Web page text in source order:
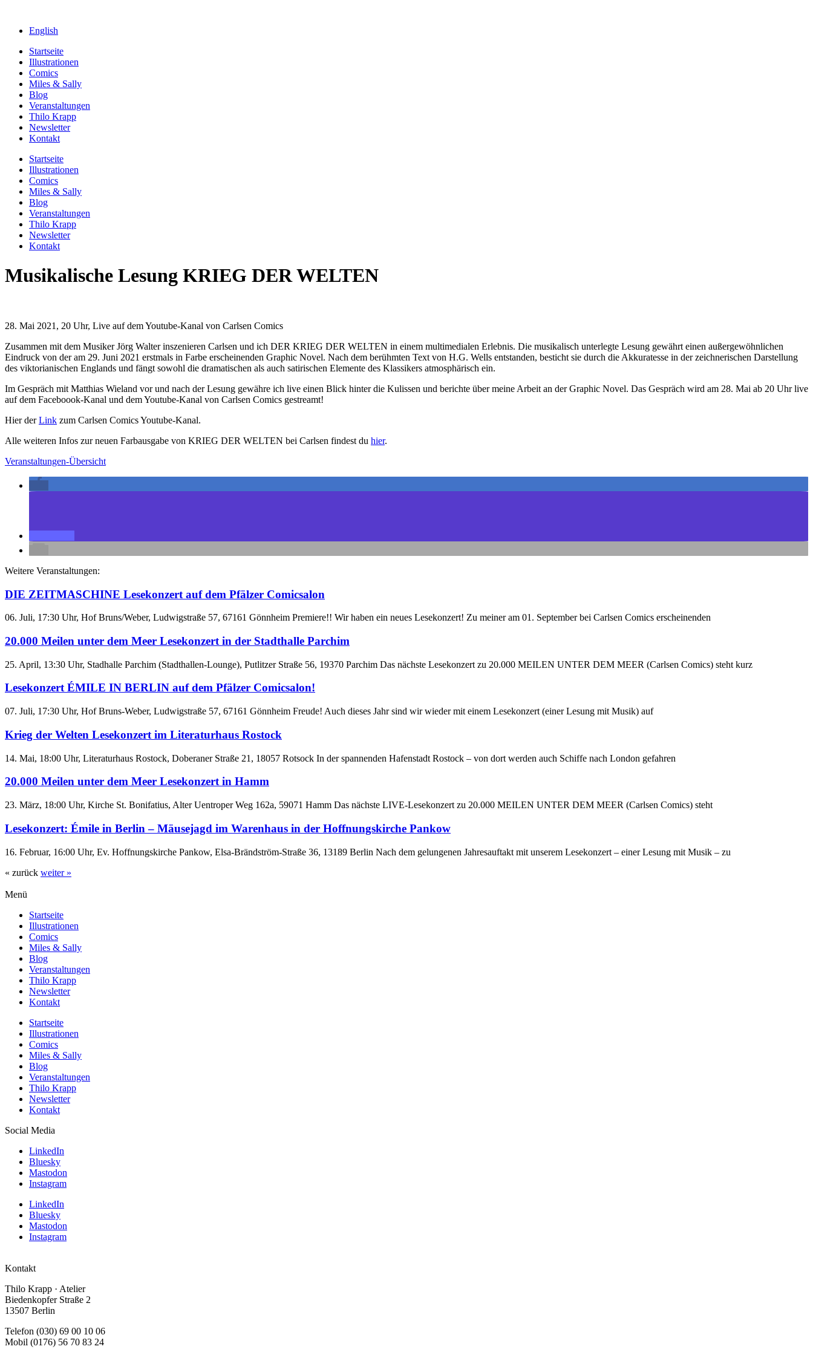
English
Startseite
Illustrationen
Comics
Miles & Sally
Blog
Veranstaltungen
Thilo Krapp
Newsletter
Kontakt
Startseite
Illustrationen
Comics
Miles & Sally
Blog
Veranstaltungen
Thilo Krapp
Newsletter
Kontakt
Musikalische Lesung KRIEG DER WELTEN
28. Mai 2021, 20 Uhr, Live auf dem Youtube-Kanal von Carlsen Comics
Zusammen mit dem Musiker Jörg Walter inszenieren Carlsen und ich DER KRIEG DER WELTEN in einem multimedialen Erlebnis. Die musikalisch unterlegte Lesung gewährt einen außergewöhnlichen
Eindruck von der am 29. Juni 2021 erstmals in Farbe erscheinenden Graphic Novel. Nach dem berühmten Text von H.G. Wells entstanden, besticht sie durch die Akkuratesse in der zeichnerischen Darstellung
des viktorianischen Englands und fängt sowohl die dramatischen als auch satirischen Elemente des Klassikers atmosphärisch ein.
Im Gespräch mit Matthias Wieland vor und nach der Lesung gewähre ich live einen Blick hinter die Kulissen und berichte über meine Arbeit an der Graphic Novel. Das Gespräch wird am 28. Mai ab 20 Uhr live
auf dem Faceboook-Kanal und dem Youtube-Kanal von Carlsen Comics gestreamt!
Hier derLink zum Carlsen Comics Youtube-Kanal.
Alle weiteren Infos zur neuen Farbausgabe von KRIEG DER WELTEN bei Carlsen findest du hier.
Veranstaltungen-Übersicht
Weitere Veranstaltungen:
DIE ZEITMASCHINE Lesekonzert auf dem Pfälzer Comicsalon
06. Juli, 17:30 Uhr, Hof Bruns/Weber, Ludwigstraße 57, 67161 Gönnheim Premiere!! Wir haben ein neues Lesekonzert! Zu meiner am 01. September bei Carlsen Comics erscheinenden
20.000 Meilen unter dem Meer Lesekonzert in der Stadthalle Parchim
25. April, 13:30 Uhr, Stadhalle Parchim (Stadthallen-Lounge), Putlitzer Straße 56, 19370 Parchim Das nächste Lesekonzert zu 20.000 MEILEN UNTER DEM MEER (Carlsen Comics) steht kurz
Lesekonzert ÉMILE IN BERLIN auf dem Pfälzer Comicsalon!
07. Juli, 17:30 Uhr, Hof Bruns-Weber, Ludwigstraße 57, 67161 Gönnheim Freude! Auch dieses Jahr sind wir wieder mit einem Lesekonzert (einer Lesung mit Musik) auf
Krieg der Welten Lesekonzert im Literaturhaus Rostock
14. Mai, 18:00 Uhr, Literaturhaus Rostock, Doberaner Straße 21, 18057 Rotsock In der spannenden Hafenstadt Rostock – von dort werden auch Schiffe nach London gefahren
20.000 Meilen unter dem Meer Lesekonzert in Hamm
23. März, 18:00 Uhr, Kirche St. Bonifatius, Alter Uentroper Weg 162a, 59071 Hamm Das nächste LIVE-Lesekonzert zu 20.000 MEILEN UNTER DEM MEER (Carlsen Comics) steht
Lesekonzert: Émile in Berlin – Mäusejagd im Warenhaus in der Hoffnungskirche Pankow
16. Februar, 16:00 Uhr, Ev. Hoffnungskirche Pankow, Elsa-Brändström-Straße 36, 13189 Berlin Nach dem gelungenen Jahresauftakt mit unserem Lesekonzert – einer Lesung mit Musik – zu
« zurück weiter »
Menü
Startseite
Illustrationen
Comics
Miles & Sally
Blog
Veranstaltungen
Thilo Krapp
Newsletter
Kontakt
Startseite
Illustrationen
Comics
Miles & Sally
Blog
Veranstaltungen
Thilo Krapp
Newsletter
Kontakt
Social Media
LinkedIn
Bluesky
Mastodon
Instagram
LinkedIn
Bluesky
Mastodon
Instagram
Kontakt
Thilo Krapp · Atelier
Biedenkopfer Straße 2
13507 Berlin
Telefon (030) 69 00 10 06
Mobil (0176) 56 70 83 24